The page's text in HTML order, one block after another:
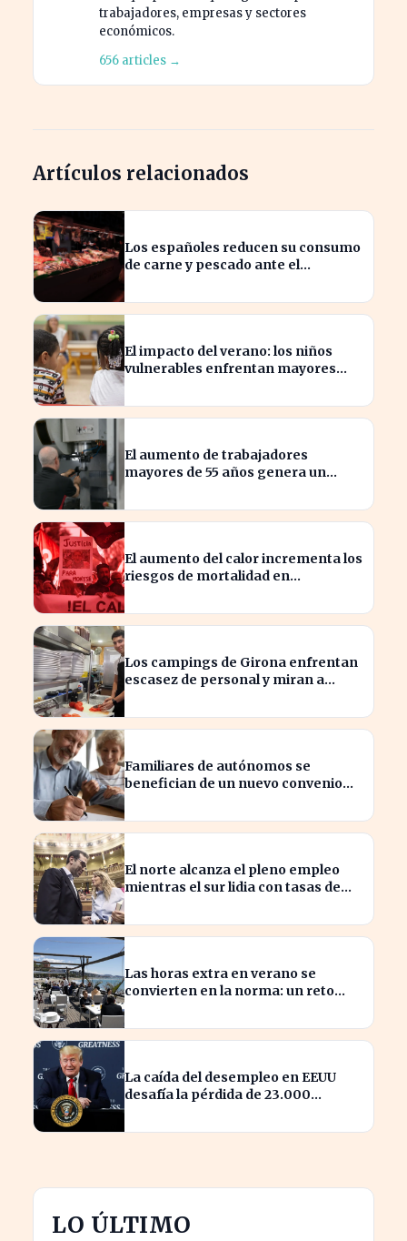
trabajadores, empresas y sectores
económicos.
656 articles →
Artículos relacionados
Los españoles reducen su consumo
de carne y pescado ante el
El impacto del verano: los niños
vulnerables enfrentan mayores
El aumento de trabajadores
mayores de 55 años genera un
español
El aumento del calor incrementa los
riesgos de mortalidad en
Los campings de Girona enfrentan
escasez de personal y miran a
Familiares de autónomos se
benefician de un nuevo convenio
El norte alcanza el pleno empleo
mientras el sur lidia con tasas de
Las horas extra en verano se
convierten en la norma: un reto
La caída del desempleo en EEUU
desafía la pérdida de 23.000
LO ÚLTIMO